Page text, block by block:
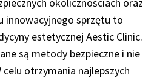
innowacyjnego sprzętu to
estetycznej Aestic Clinic.
są metody bezpieczne i nie
celu otrzymania najlepszych